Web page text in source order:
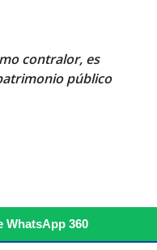
contralor, es
público
WhatsApp 360